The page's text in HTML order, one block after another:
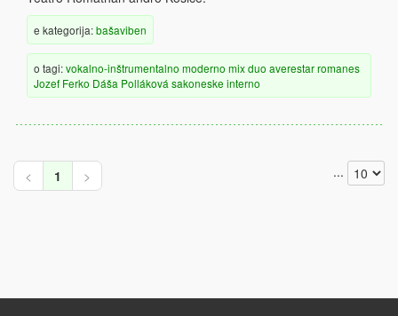
e kategorija:bašaviben
o tagi:vokalno-inštrumentalno moderno mixduo averestarromanes
Jozef Ferko Dáša Polláková sakoneske interno
< 1 > ...